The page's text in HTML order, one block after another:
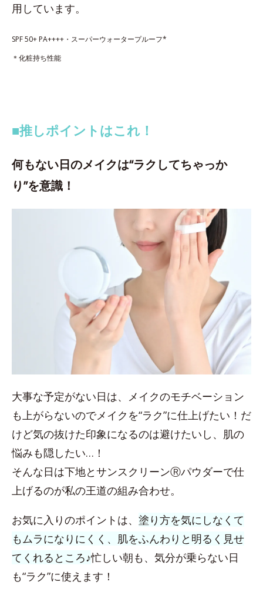
用しています。
SPF 50+ PA++++・スーパーウォータープルーフ*
＊化粧持ち性能
■推しポイントはこれ！
何もない日のメイクは“ラクしてちゃっか
り”を意識！
大事な予定がない日は、メイクのモチベーション
も上がらないのでメイクを“ラク”に仕上げたい！だ
けど気の抜けた印象になるのは避けたいし、肌の
悩みも隠したい…！
そんな日は下地とサンスクリーンⓇパウダーで仕
上げるのが私の王道の組み合わせ。
お気に入りのポイントは、 塗り方を気にしなくて
もムラになりにくく、肌をふんわりと明るく見せ
てくれるところ♪忙しい朝も、気分が乗らない日
も“ラク”に使えます！